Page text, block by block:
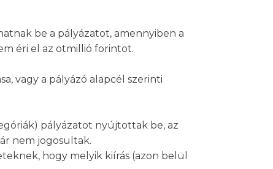
be a pályázatot, amennyiben a
éri el az ötmillió forintot.
vagy a pályázó alapcél szerinti
pályázatot nyújtottak be, az
nem jogosultak.
hogy melyik kiírás (azon belül